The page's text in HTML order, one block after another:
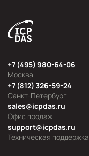
Москва
+7 (495) 980-64-06
Офис продаж
sales@icpdas.ru
Санкт-Петербург
+7 (812) 326-59-24
Техническая поддержка
support@icpdas.ru